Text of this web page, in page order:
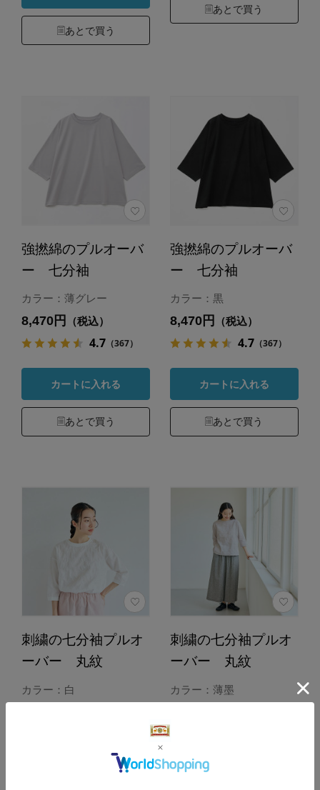
あとで買う
あとで買う
強撚綿のプルオーバ
ー 七分袖
カラー：薄グレー
8,470円 （税込）
4.7（367）
カートに入れる
あとで買う
強撚綿のプルオーバ
ー 七分袖
カラー：黒
8,470円 （税込）
4.7（367）
カートに入れる
あとで買う
刺繍の七分袖プルオ
ーバー 丸紋
カラー：白
カートに入れる
刺繍の七分袖プルオ
ーバー 丸紋
カラー：薄墨
カートに入れる